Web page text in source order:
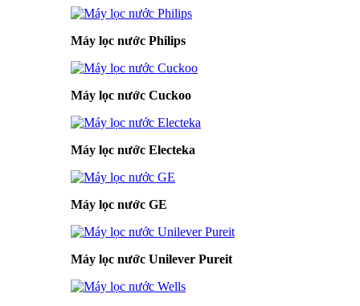
Máy lọc nước Philips
Máy lọc nước Cuckoo
Máy lọc nước Electeka
Máy lọc nước GE
Máy lọc nước Unilever Pureit